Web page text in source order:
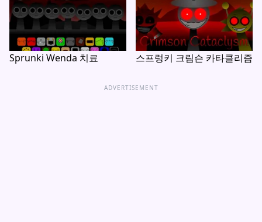
Sprunki Wenda 치료 스프렁키 크림슨 카타클리즘
ADVERTISEMENT